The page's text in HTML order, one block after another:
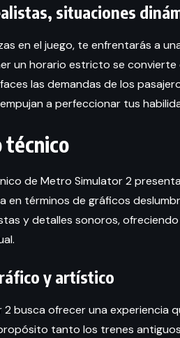
situaciones
en el juego, te enfrentarás a
un horario estricto se
las demandas de los
a perfeccionar tus
de Metro Simulator 2
en términos de gráficos
y detalles sonoros,
y artístico
2 busca ofrecer una experiencia
tanto los trenes